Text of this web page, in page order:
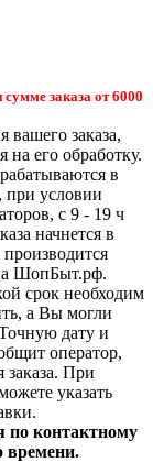
заказа от 6000
заказа,
его обработку.
в
при условии
с 9 - 19 ч
начнется в
ШопБыт.рф.
срок необходим
а Вы могли
дату и
оператор,
заказа. При
указать
по контактному
времени.